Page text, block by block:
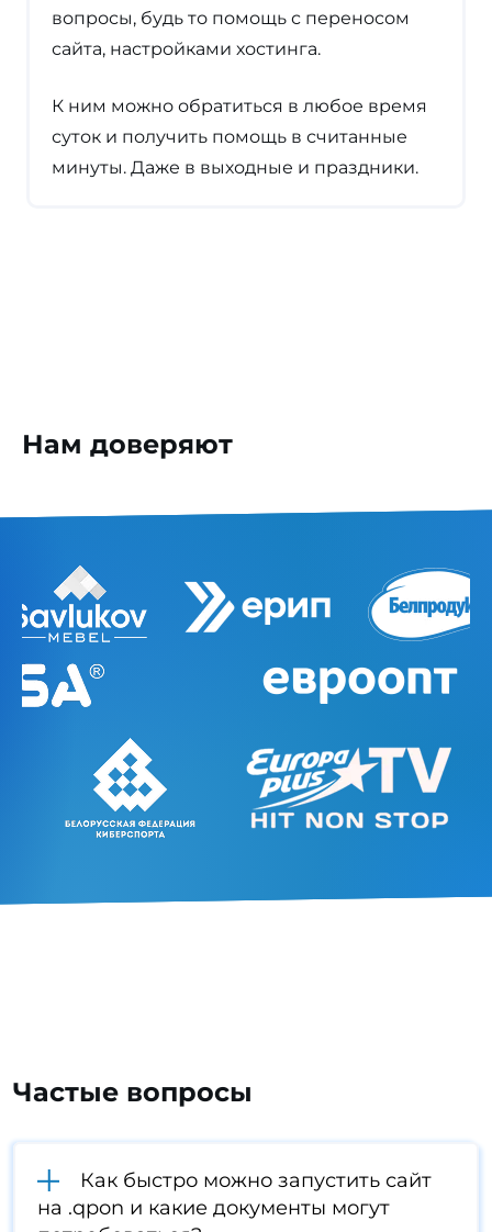
вопросы, будь то помощь с переносом
сайта, настройками хостинга.
К ним можно обратиться в любое время
суток и получить помощь в считанные
минуты. Даже в выходные и праздники.
Нам доверяют
Частые вопросы
Как быстро можно запустить сайт
на .qpon и какие документы могут